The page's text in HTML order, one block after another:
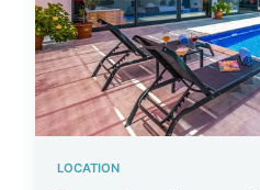
LOCATION